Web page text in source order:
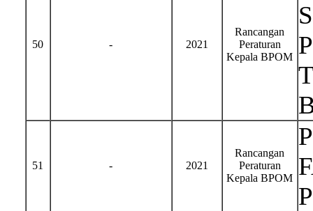
50 - 2021
Rancangan
Peraturan
Kepala BPOM
51 - 2021
Rancangan
Peraturan
Kepala BPOM